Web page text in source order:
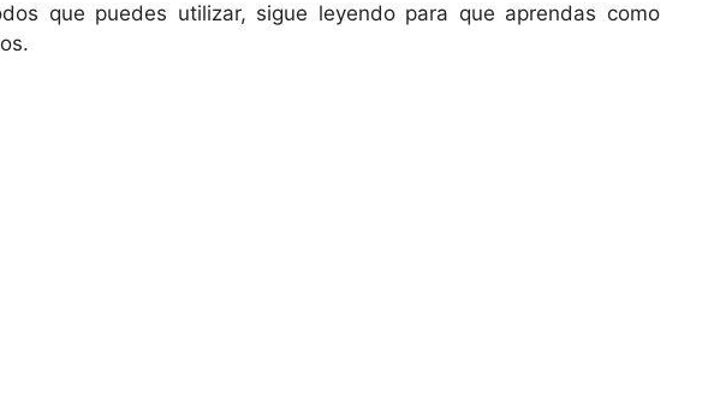
que puedes utilizar, sigue leyendo para que aprendas como